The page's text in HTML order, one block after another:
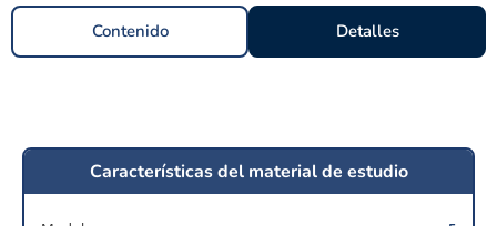
Contenido Detalles
Características del material de estudio